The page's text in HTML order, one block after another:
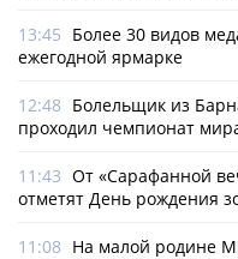
13:45 Более 30 видов
ежегодной ярмарке
12:48 Болельщик из
проходил чемпионат
11:43 От «Сарафанной
отметят День рождения
11:08 На малой родине